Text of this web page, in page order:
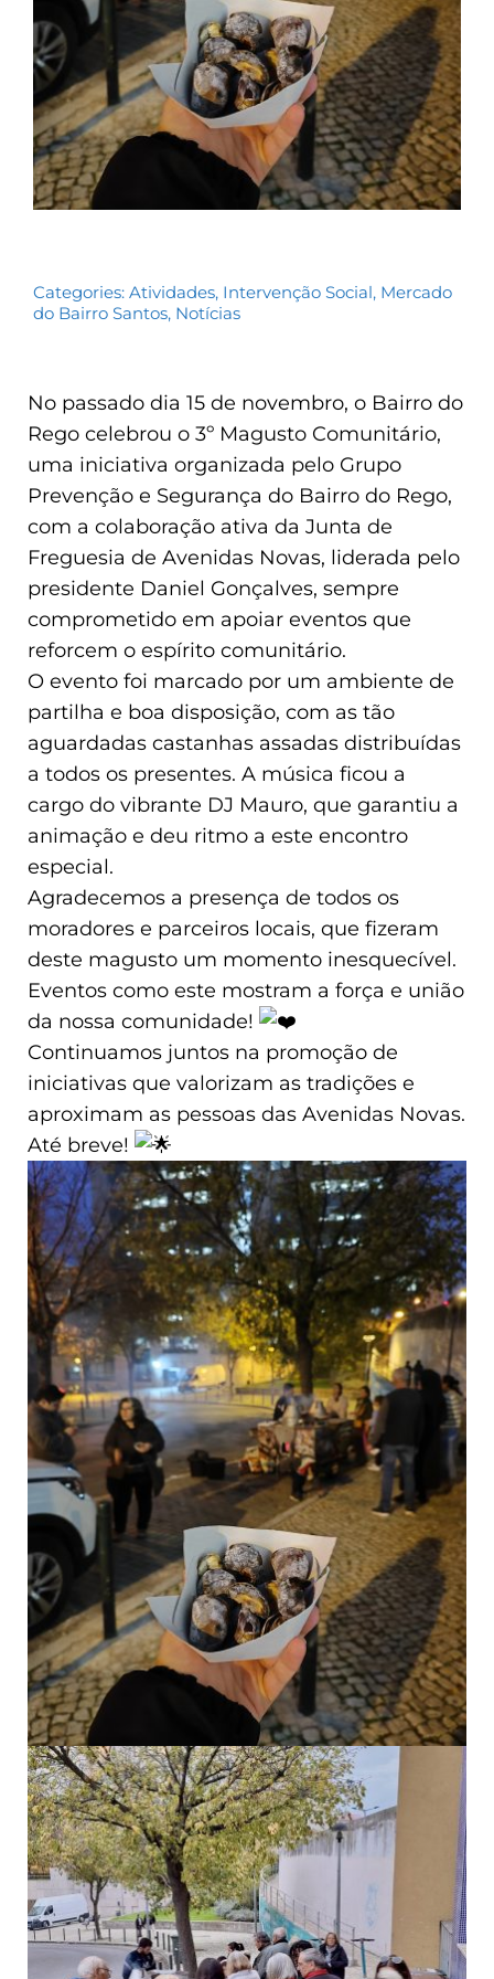
Categories: Atividades, Intervenção Social, Mercado
do Bairro Santos, Notícias
No passado dia 15 de novembro, o Bairro do
Rego celebrou o 3º Magusto Comunitário,
uma iniciativa organizada pelo Grupo
Prevenção e Segurança do Bairro do Rego,
com a colaboração ativa da Junta de
Freguesia de Avenidas Novas, liderada pelo
presidente Daniel Gonçalves, sempre
comprometido em apoiar eventos que
reforcem o espírito comunitário.
O evento foi marcado por um ambiente de
partilha e boa disposição, com as tão
aguardadas castanhas assadas distribuídas
a todos os presentes. A música ficou a
cargo do vibrante DJ Mauro, que garantiu a
animação e deu ritmo a este encontro
especial.
Agradecemos a presença de todos os
moradores e parceiros locais, que fizeram
deste magusto um momento inesquecível.
Eventos como este mostram a força e união
da nossa comunidade!
Continuamos juntos na promoção de
iniciativas que valorizam as tradições e
aproximam as pessoas das Avenidas Novas.
Até breve!